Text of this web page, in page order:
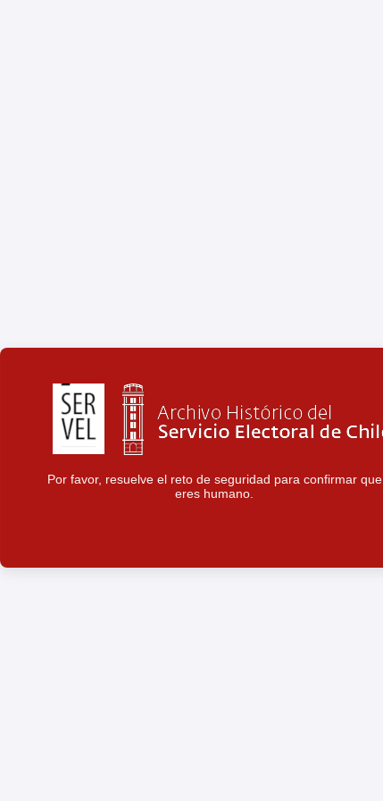
Por favor, resuelve el reto de seguridad para confirmar que
eres humano.